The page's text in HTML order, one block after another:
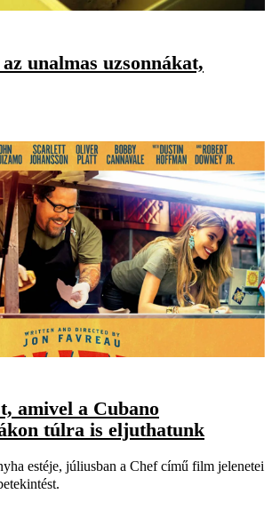
unalmas uzsonnákat,
amivel a Cubano
túlra is eljuthatunk
estéje, júliusban a Chef című film jelenetei